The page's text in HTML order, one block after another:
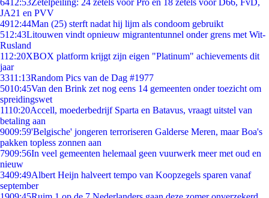
6412:53Zetelpeiling: 24 zetels voor Pro en 18 zetels voor D66, FvD,
JA21 en PVV
4912:44Man (25) sterft nadat hij lijm als condoom gebruikt
512:43Litouwen vindt opnieuw migrantentunnel onder grens met Wit-
Rusland
112:20XBOX platform krijgt zijn eigen "Platinum" achievements dit
jaar
3311:13Random Pics van de Dag #1977
5010:45Van den Brink zet nog eens 14 gemeenten onder toezicht om
spreidingswet
1110:20Accell, moederbedrijf Sparta en Batavus, vraagt uitstel van
betaling aan
9009:59'Belgische' jongeren terroriseren Galderse Meren, maar Boa's
pakken topless zonnen aan
7909:56In veel gemeenten helemaal geen vuurwerk meer met oud en
nieuw
3409:49Albert Heijn halveert tempo van Koopzegels sparen vanaf
september